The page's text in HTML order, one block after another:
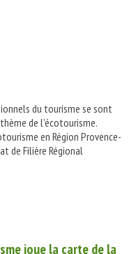
du tourisme se sont
de l’écotourisme.
en Région Provence-
de Filière Régional
joue la carte de la